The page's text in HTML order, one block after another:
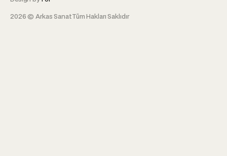
2026 © Arkas SanatTüm Hakları Saklıdır